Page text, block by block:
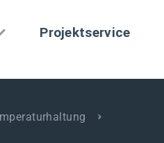
Projektservice